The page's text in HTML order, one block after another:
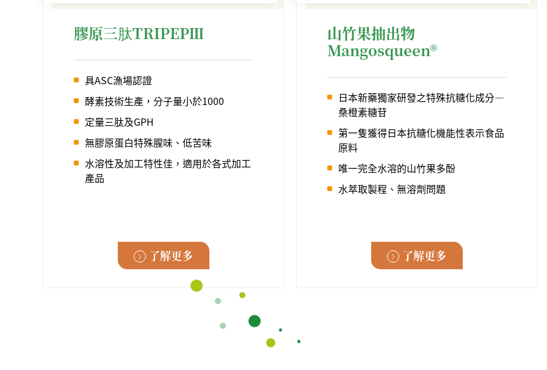
膠原三肽TRIPEPⅢ
具ASC漁場認證
酵素技術生產，分子量小於1000
定量三肽及GPH
無膠原蛋白特殊腥味、低苦味
水溶性及加工特性佳，適用於各式加工
產品
了解更多
山竹果抽出物
Mangosqueen®
日本新藥獨家研發之特殊抗糖化成分—
桑橙素糖苷
第一隻獲得日本抗糖化機能性表示食品
原料
唯一完全水溶的山竹果多酚
水萃取製程、無溶劑問題
了解更多